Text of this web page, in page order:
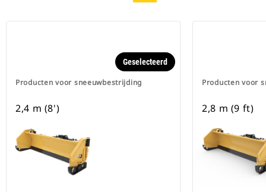
Producten voor sneeuwbestrijding
Geselecteerd
2,4 m (8')
Producten voor
2,8 m (9 ft)